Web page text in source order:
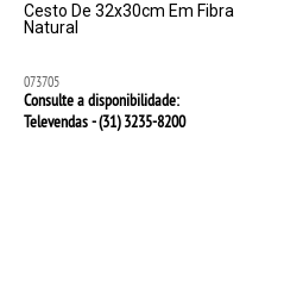
Cesto De 32x30cm Em Fibra
Natural
073705
Consulte a disponibilidade:
Televendas - (31)3235-8200